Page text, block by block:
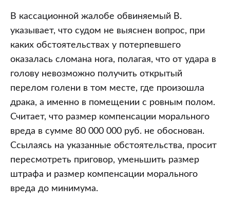
В кассационной жалобе обвиняемый В.
указывает, что судом не выяснен вопрос, при
каких обстоятельствах у потерпевшего
оказалась сломана нога, полагая, что от удара в
голову невозможно получить открытый
перелом голени в том месте, где произошла
драка, а именно в помещении с ровным полом.
Считает, что размер компенсации морального
вреда в сумме 80 000 000 руб. не обоснован.
Ссылаясь на указанные обстоятельства, просит
пересмотреть приговор, уменьшить размер
штрафа и размер компенсации морального
вреда до минимума.